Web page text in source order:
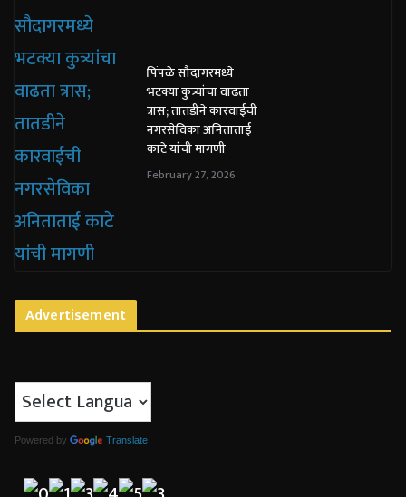
पिंपळे सौदागरमध्ये
भटक्या कुत्र्यांचा वाढता
त्रास; तातडीने कारवाईची
नगरसेविका अनिताताई
काटे यांची मागणी
February 27, 2026
Advertisement
Powered by Translate